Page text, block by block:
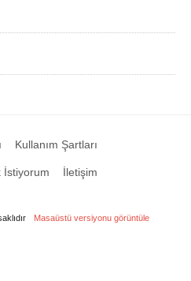
Kullanım Şartları
İstiyorum İletişim
Masaüstü versiyonu görüntüle